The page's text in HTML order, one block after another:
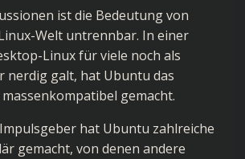
ist die Bedeutung von
Welt untrennbar. In einer
Linux für viele noch als
nerdig galt, hat Ubuntu das
gemacht.
hat Ubuntu zahlreiche
gemacht, von denen andere